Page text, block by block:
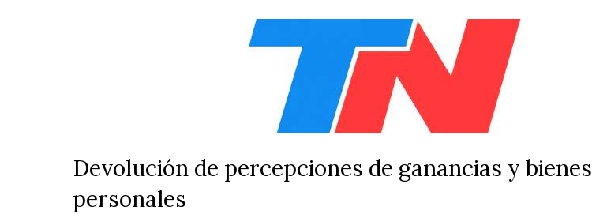
Devolución de percepciones de ganancias y bienes
personales